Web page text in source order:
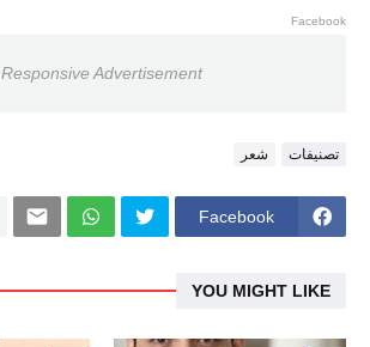
Facebook
Responsive Advertisement
تصنيفات شعر
Facebook
YOU MIGHT LIKE